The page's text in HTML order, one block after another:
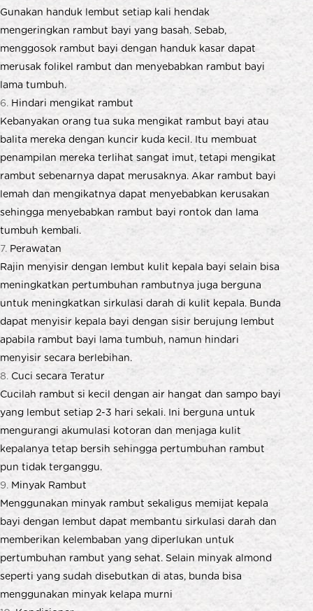
Gunakan handuk lembut setiap kali hendak
mengeringkan rambut bayi yang basah. Sebab,
menggosok rambut bayi dengan handuk kasar dapat
merusak folikel rambut dan menyebabkan rambut bayi
lama tumbuh.
Hindari mengikat rambut
Kebanyakan orang tua suka mengikat rambut bayi atau
balita mereka dengan kuncir kuda kecil. Itu membuat
penampilan mereka terlihat sangat imut, tetapi mengikat
rambut sebenarnya dapat merusaknya. Akar rambut bayi
lemah dan mengikatnya dapat menyebabkan kerusakan
sehingga menyebabkan rambut bayi rontok dan lama
tumbuh kembali.
Perawatan
Rajin menyisir dengan lembut kulit kepala bayi selain bisa
meningkatkan pertumbuhan rambutnya juga berguna
untuk meningkatkan sirkulasi darah di kulit kepala. Bunda
dapat menyisir kepala bayi dengan sisir berujung lembut
apabila rambut bayi lama tumbuh, namun hindari
menyisir secara berlebihan.
Cuci secara Teratur
Cucilah rambut si kecil dengan air hangat dan sampo bayi
yang lembut setiap 2-3 hari sekali. Ini berguna untuk
mengurangi akumulasi kotoran dan menjaga kulit
kepalanya tetap bersih sehingga pertumbuhan rambut
pun tidak terganggu.
Minyak Rambut
Menggunakan minyak rambut sekaligus memijat kepala
bayi dengan lembut dapat membantu sirkulasi darah dan
memberikan kelembaban yang diperlukan untuk
pertumbuhan rambut yang sehat. Selain minyak almond
seperti yang sudah disebutkan di atas, bunda bisa
menggunakan minyak kelapa murni